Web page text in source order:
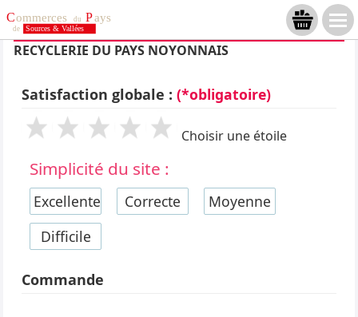
RECYCLERIE DU PAYS NOYONNAIS
Satisfaction globale :(*obligatoire)
Choisir une étoile
Simplicité du site :
Excellente Correcte
Moyenne
Difficile
Commande